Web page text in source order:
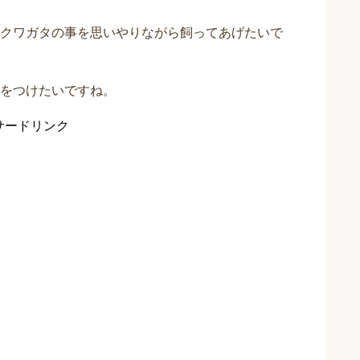
ワガタの事を思いやりながら飼ってあげたいで
つけたいですね。
ードリンク